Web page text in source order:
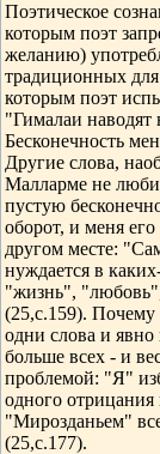
Поэтическое
которым поэт
желанию)
традиционных
которым поэт
"Гималаи наводят
Бесконечность
Другие слова,
Малларме не
пустую
оборот, и меня
другом месте:
нуждается в
"жизнь",
(25,с.159). Почему
одни слова и явно
больше всех - и
проблемой: "Я"
одного
"Мирозданьем"
(25,с.177).